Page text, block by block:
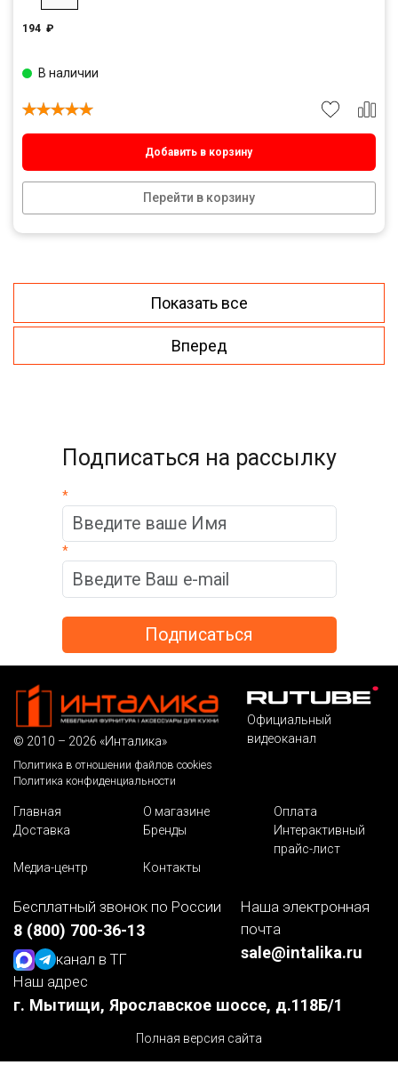
194 ₽
Добавить в корзину
Перейти в корзину
В наличии
Показать все
Вперед
Подписаться на рассылку
*
*
© 2010 – 2026 «Инталика»
Политика в отношении файлов cookies
Политика конфиденциальности
Официальный
видеоканал
Главная О магазине
Оплата
Доставка
Бренды
Интерактивный
прайс-лист
Медиа-центр
Контакты
Бесплатный звонок по России
8 (800) 700-36-13
канал в ТГ
Наша электронная
почта
sale@intalika.ru
Наш адрес
г. Мытищи, Ярославское шоссе, д.118Б/1
Полная версия сайта